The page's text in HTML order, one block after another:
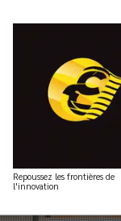
Repoussez les frontières de
l'innovation